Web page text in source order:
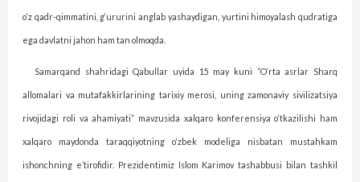
o‘z qadr-qimmatini, g‘ururini ang­lab yashaydigan, yurtini himoya­lash qudratiga
ega davlatni jahon ham tan olmoqda.
Samarqand shahridagi Qabullar uyida 15 may kuni “O‘rta asrlar Sharq
allomalari va mutafakkirlarining tarixiy merosi, uning zamonaviy sivilizatsiya
rivojidagi roli va ahamiyati” mavzusida xalqaro konferensiya o‘tkazilishi ham
xalqaro maydonda taraqqiyotning o‘zbek modeliga nisbatan mustahkam
ishonch­ning e’tirofidir. Prezidentimiz Islom Karimov tashabbusi bilan tashkil